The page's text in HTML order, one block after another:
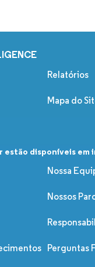
Relatórios
Mapa do
estão disponíveis em
Nossa
Nossos
Perguntas